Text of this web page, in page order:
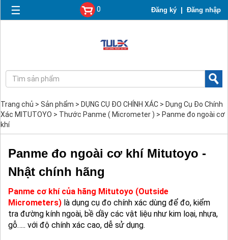
☰ Đăng ký| Đăng nhập
0
Trang chủ > Sản phẩm > DỤNG CỤ ĐO CHÍNH XÁC > Dụng Cụ Đo Chính
Xác MITUTOYO > Thước Panme ( Micrometer ) > Panme đo ngoài cơ
khí
Panme đo ngoài cơ khí Mitutoyo -
Nhật chính hãng
Panme cơ khí của hãng Mitutoyo (Outside
Micrometers) là dụng cụ đo chính xác dùng để đo, kiểm
tra đường kính ngoài, bề dầy các vật liệu như kim loại, nhựa,
gỗ….. với độ chính xác cao, dễ sử dụng.